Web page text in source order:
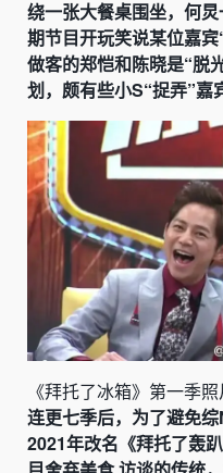
绕一张大餐桌围坐，何
期节目开玩笑说某位嘉
做客的郑恺和陈晓是“脱
划，颇有些小S“捉弄”嘉
《拜托了冰箱》第一季
连更七季后，为了避免
2021年改名《拜托了轰